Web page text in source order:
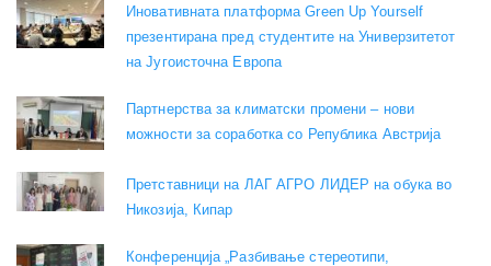
Иновативната платформа Green Up Yourself
презентирана пред студентите на Универзитетот
на Југоисточна Европа
Партнерства за климатски промени – нови
можности за соработка со Република Австрија
Претставници на ЛАГ АГРО ЛИДЕР на обука во
Никозија, Кипар
Конференција „Разбивање стереотипи,